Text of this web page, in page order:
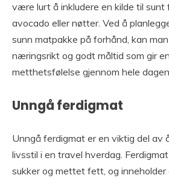
være lurt å inkludere en kilde til sunt
avocado eller nøtter. Ved å
sunn matpakke på forhånd, kan
næringsrikt og godt måltid som gir
metthetsfølelse gjennom hele
Unngå ferdigmat
Unngå ferdigmat er en viktig del av
livsstil i en travel hverdag.
sukker og mettet fett, og